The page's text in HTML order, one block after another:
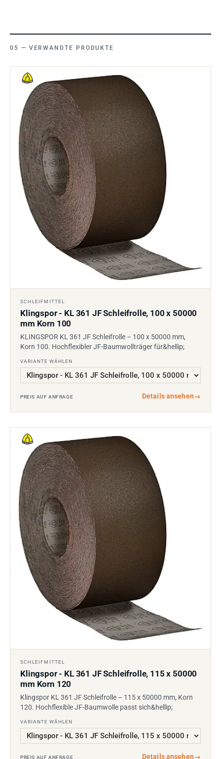
VERWANDTE PRODUKTE
SCHLEIFMITTEL
Klingspor - KL 361 JF Schleifrolle, 100 x 50000
mm Korn 100
KLINGSPOR KL 361 JF Schleifrolle – 100 x 50000 mm,
Korn 100. Hochflexibler JF-Baumwollträger für&hellip;
VARIANTE WÄHLEN
PREIS AUF ANFRAGE Details ansehen→
SCHLEIFMITTEL
Klingspor - KL 361 JF Schleifrolle, 115 x 50000
mm Korn 120
Klingspor KL 361 JF Schleifrolle – 115 x 50000 mm, Korn
120. Hochflexible JF-Baumwolle passt sich&hellip;
VARIANTE WÄHLEN
PREIS AUF ANFRAGE Details ansehen→